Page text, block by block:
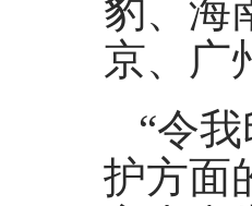
豹、海
京、广
“令
护方面